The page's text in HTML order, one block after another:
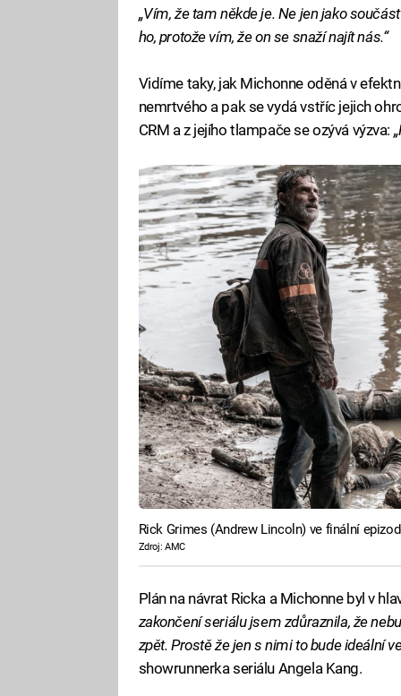
„Vím, že tam někde je. Ne jen jako
ho, protože vím, že on se snaží najít nás.“
Vidíme taky, jak Michonne oděná v
nemrtvého a pak se vydá vstříc jejich
CRM a z jejího tlampače se ozývá výzva:
Rick Grimes (Andrew Lincoln) ve finální
Zdroj: AMC
Plán na návrat Ricka a Michonne byl v
zakončení seriálu jsem zdůraznila, že
zpět. Prostě že jen s nimi to bude ideální
showrunnerka seriálu Angela Kang.